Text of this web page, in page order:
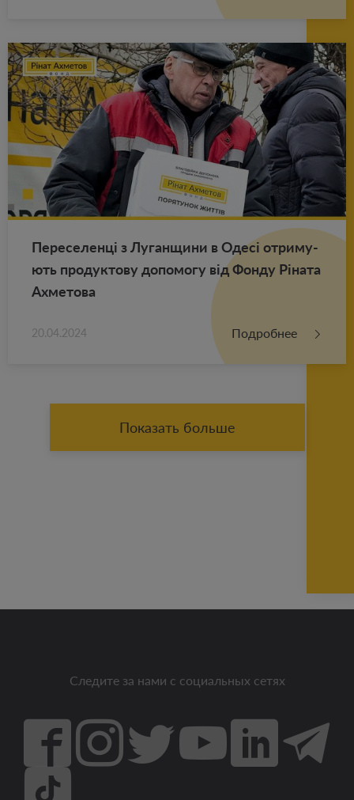
Пе­ре­се­ленці з Лу­ган­щи­ни в Одесі от­ри­му­
ють про­дук­то­ву до­по­мо­гу від Фонду Ріната
Ах­ме­то­ва
20.04.2024 Подробнее
Показать больше
Следите за нами с социальных сетях